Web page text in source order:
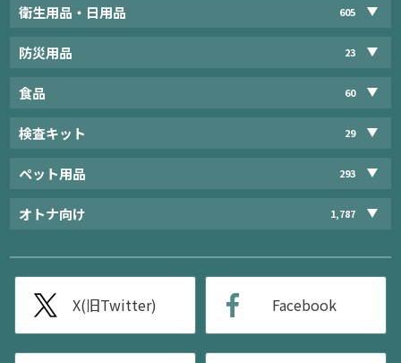
衛生用品・日用品 605
防災用品 23
食品 60
検査キット 29
ペット用品 293
オトナ向け 1,787
X(旧Twitter) Facebook